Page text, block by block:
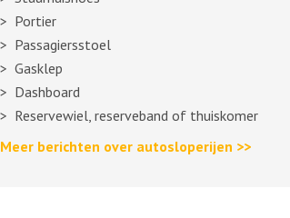
Portier
Passagiersstoel
Gasklep
Dashboard
Reservewiel, reserveband of thuiskomer
Meer berichten over autosloperijen >>